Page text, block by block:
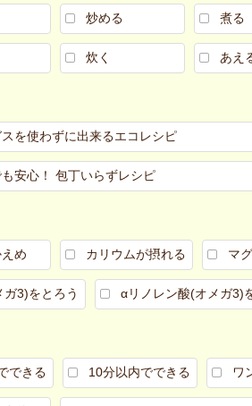
炒める 煮る
炊く あえ
を使わずに出来るエコレシピ
安心！ 包丁いらずレシピ
め カリウムが摂れる マ
ガ3)をとろう αリノレン酸(オメガ3)
できる 10分以内でできる ワ